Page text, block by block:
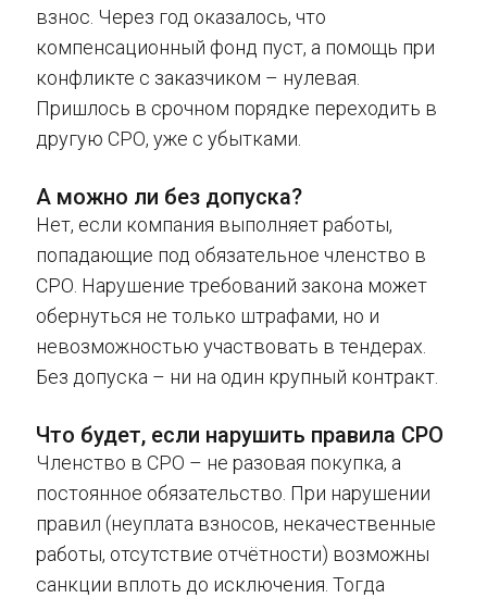
взнос. Через год оказалось, что
компенсационный фонд пуст, а помощь при
конфликте с заказчиком – нулевая.
Пришлось в срочном порядке переходить в
другую СРО, уже с убытками.
А можно ли без допуска?
Нет, если компания выполняет работы,
попадающие под обязательное членство в
СРО. Нарушение требований закона может
обернуться не только штрафами, но и
невозможностью участвовать в тендерах.
Без допуска – ни на один крупный контракт.
Что будет, если нарушить правила СРО
Членство в СРО – не разовая покупка, а
постоянное обязательство. При нарушении
правил (неуплата взносов, некачественные
работы, отсутствие отчётности) возможны
санкции вплоть до исключения. Тогда